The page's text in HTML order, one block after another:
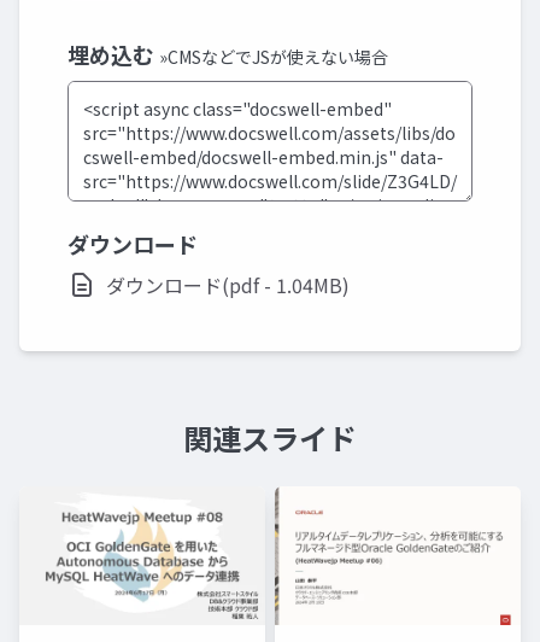
埋め込む »CMSなどでJSが使えない場合
ダウンロード
ダウンロード(pdf - 1.04MB)
関連スライド